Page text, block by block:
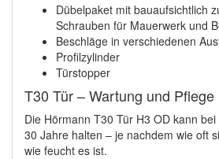
Dübelpaket mit bauaufsichtlich
Schrauben für Mauerwerk und
Beschläge in verschiedenen
Profilzylinder
Türstopper
T30 Tür – Wartung und Pflege
Die Hörmann T30 Tür H3 OD kann
30 Jahre halten – je nachdem wie oft
wie feucht es ist.